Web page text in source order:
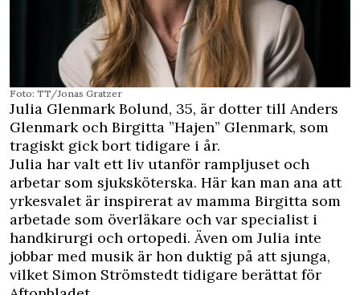
Foto: TT/Jonas Gratzer
Julia Glenmark Bolund, 35, är dotter till Anders
Glenmark och Birgitta ”Hajen” Glenmark, som
tragiskt gick bort tidigare i år.
Julia har valt ett liv utanför rampljuset och
arbetar som sjuksköterska. Här kan man ana att
yrkesvalet är inspirerat av mamma Birgitta som
arbetade som överläkare och var specialist i
handkirurgi och ortopedi. Även om Julia inte
jobbar med musik är hon duktig på att sjunga,
vilket Simon Strömstedt tidigare berättat för